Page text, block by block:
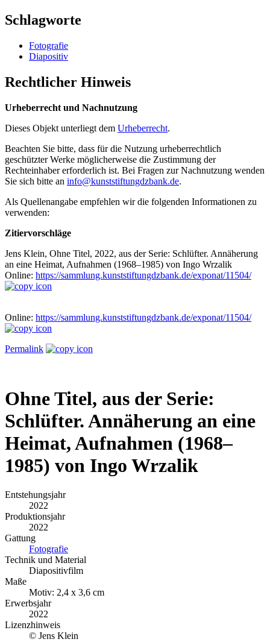
Schlagworte
Fotografie
Diapositiv
Rechtlicher Hinweis
Urheberrecht und Nachnutzung
Dieses Objekt unterliegt dem Urheberrecht.
Beachten Sie bitte, dass für die Nutzung urheberrechtlich
geschützter Werke möglicherweise die Zustimmung der
Rechteinhaber erforderlich ist. Bei Fragen zur Nachnutzung wenden
Sie sich bitte an info@kunststiftungdzbank.de.
Als Quellenangabe empfehlen wir die folgenden Informationen zu
verwenden:
Zitiervorschläge
Jens Klein, Ohne Titel, 2022, aus der Serie: Schlüfter. Annäherung
an eine Heimat, Aufnahmen (1968–1985) von Ingo Wrzalik
Online: https://sammlung.kunststiftungdzbank.de/exponat/11504/
Online: https://sammlung.kunststiftungdzbank.de/exponat/11504/
Permalink
Ohne Titel, aus der Serie:
Schlüfter. Annäherung an eine
Heimat, Aufnahmen (1968–
1985) von Ingo Wrzalik
Entstehungsjahr
2022
Produktionsjahr
2022
Gattung
Fotografie
Technik und Material
Diapositivfilm
Maße
Motiv: 2,4 x 3,6 cm
Erwerbsjahr
2022
Lizenzhinweis
© Jens Klein